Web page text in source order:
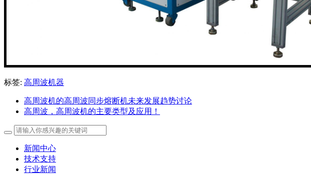
标签: 高周波机器
高周波机的高周波同步熔断机未来发展趋势讨论
高周波，高周波机的主要类型及应用！
新闻中心
技术支持
行业新闻